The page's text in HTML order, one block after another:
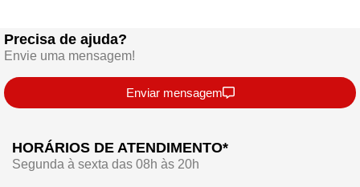
Precisa de ajuda?
Envie uma mensagem!
Enviar mensagem
HORÁRIOS DE ATENDIMENTO*
Segunda à sexta das 08h às 20h